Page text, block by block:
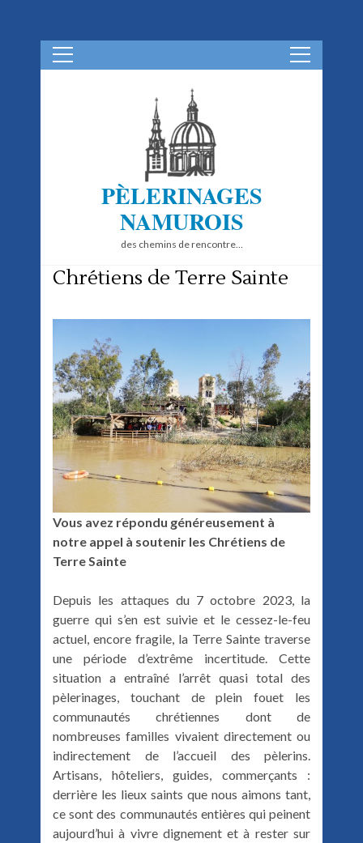
Aller
au
PÈLERINAGES
NAMUROIS
des chemins de rencontre…
Chrétiens de Terre Sainte
Vous avez répondu généreusement à
notre appel à soutenir les Chrétiens de
Terre Sainte
Depuis les attaques du 7 octobre 2023, la
guerre qui s’en est suivie et le cessez-le-feu
actuel, encore fragile, la Terre Sainte traverse
une période d’extrême incertitude. Cette
situation a entraîné l’arrêt quasi total des
pèlerinages, touchant de plein fouet les
communautés chrétiennes dont de
nombreuses familles vivaient directement ou
indirectement de l’accueil des pèlerins.
Artisans, hôteliers, guides, commerçants :
derrière les lieux saints que nous aimons tant,
ce sont des communautés entières qui peinent
aujourd’hui à vivre dignement et à rester sur